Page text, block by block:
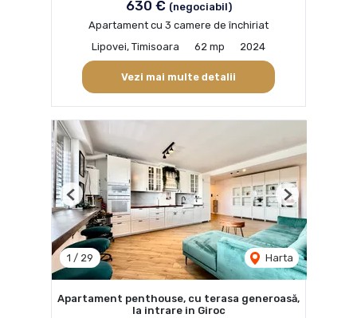
630 € (negociabil)
Apartament cu 3 camere de închiriat
Lipovei, Timisoara
62 mp 2024
Vezi mai multe detalii
1 / 29 Harta
Previous Next
Apartament penthouse, cu terasa generoasă,
la intrare in Giroc